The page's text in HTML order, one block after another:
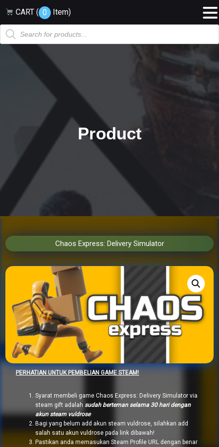
CART ( 0 Item)
Products
search
Product
Chaos Express: Delivery Simulator
PERHATIAN UNTUK PEMBELIAN GAME STEAM!
Syarat membeli game Chaos Express: Delivery Simulator via
steam gift adalah sudah berteman selama 30 hari dengan
akun steam vuldrose
Bagi yang belum add akun steam vuldrose, silahkan add
salah satu akun vuldrose pada link dibawah!
Pastikan anda memasukan Steam Profile URL dengan benar